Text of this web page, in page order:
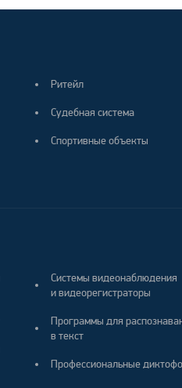
Ритейл
Судебная система
Спортивные объекты
Системы видеонаблюдения
и видеорегистраторы
Программы для
в текст
Профессиональные